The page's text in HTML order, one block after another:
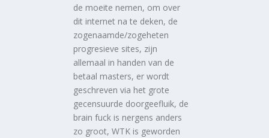
de moeite nemen, om over
dit internet na te deken, de
zogenaamde/zogeheten
progresieve sites, zijn
allemaal in handen van de
betaal masters, er wordt
geschreven via het grote
gecensuurde doorgeefluik, de
brain fuck is nergens anders
zo groot, WTK is geworden